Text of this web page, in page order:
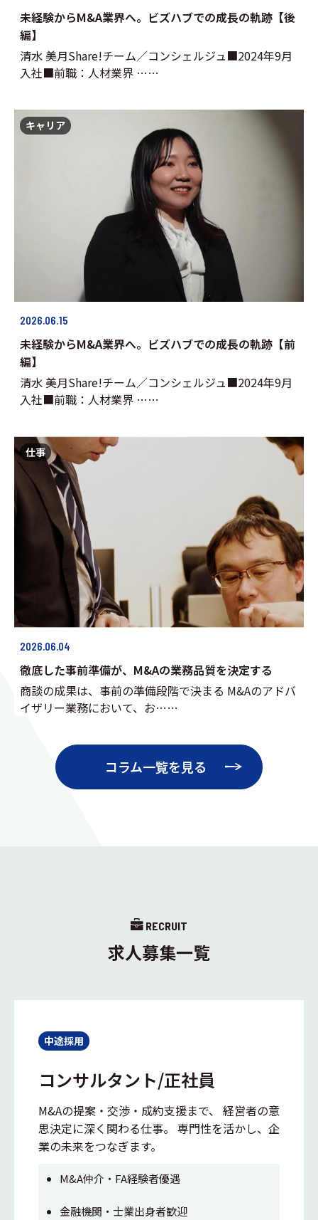
未経験からM&A業界へ。ビズハブでの成長の軌跡【後
編】
清水 美月Share!チーム／コンシェルジュ■2024年9月
入社■前職：人材業界 ……
2026.06.15
未経験からM&A業界へ。ビズハブでの成長の軌跡【前
編】
清水 美月Share!チーム／コンシェルジュ■2024年9月
入社■前職：人材業界 ……
キャリア
2026.06.04
徹底した事前準備が、M&Aの業務品質を決定する
商談の成果は、事前の準備段階で決まる M&Aのアドバ
イザリー業務において、お……
仕事
コラム一覧を見る
RECRUIT
求人募集一覧
中途採用
コンサルタント/正社員
M&Aの提案・交渉・成約支援まで、 経営者の意
思決定に深く関わる仕事。 専門性を活かし、企
業の未来をつなぎます。
M&A仲介・FA経験者優遇
金融機関・士業出身者歓迎